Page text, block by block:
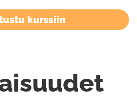
kurssiin